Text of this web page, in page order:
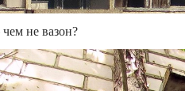
не вазон?